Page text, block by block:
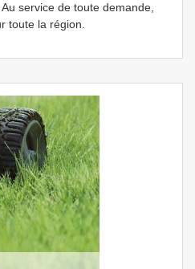
service de toute demande,
toute la région.